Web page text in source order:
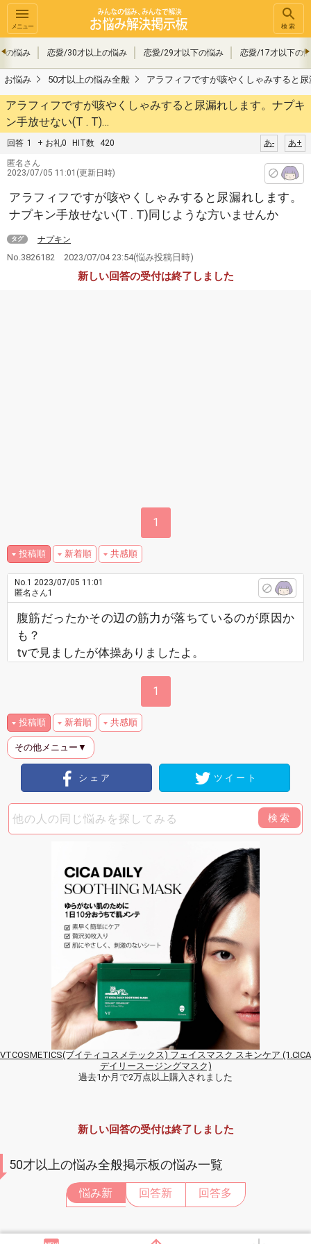
メニュー 検索
の悩み 恋愛/30才以上の悩み 恋愛/29才以下の悩み 恋愛/17才以下の
お悩み 50才以上の悩み全般 アラフィフですが咳やくしゃみすると
アラフィフですが咳やくしゃみすると尿漏れします。ナプキ
ン手放せない(T . T)…
回答 1 + お礼0 HIT数 420 あ+
あ-
匿名さん
2023/07/05 11:01(更新日時)
アラフィフですが咳やくしゃみすると尿漏れします。
ナプキン手放せない(T . T)同じような方いませんか
タグ ナプキン
No.3826182 2023/07/04 23:54(悩み投稿日時)
新しい回答の受付は終了しました
1
投稿順 新着順 共感順
No.1 2023/07/05 11:01
匿名さん1
腹筋だったかその辺の筋力が落ちているのが原因か
も？
tvで見ましたが体操ありましたよ。
1
投稿順 新着順 共感順
その他メニュー▼
シェア ツイート
検索
VTCOSMETICS(ブイティコスメテックス) フェイスマスク スキンケア (1.CICA
デイリースージングマスク)
過去1か月で2万点以上購入されました
新しい回答の受付は終了しました
50才以上の悩み全般掲示板の悩み一覧
悩み新 回答新 回答多